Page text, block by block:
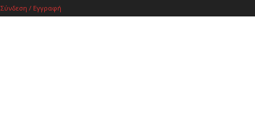
Σύνδεση / Εγγραφή